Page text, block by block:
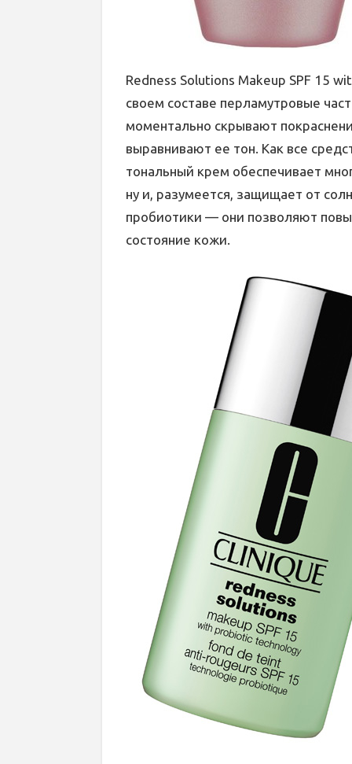
Redness Solutions Makeup SPF 15
своем составе перламутровые
моментально скрывают
выравнивают ее тон. Как все
тональный крем обеспечивает
ну и, разумеется, защищает от
пробиотики — они позволяют
состояние кожи.